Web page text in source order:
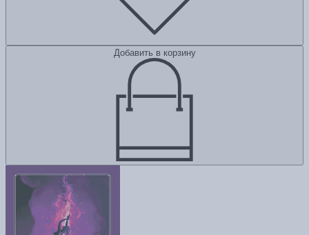
Добавить в корзину